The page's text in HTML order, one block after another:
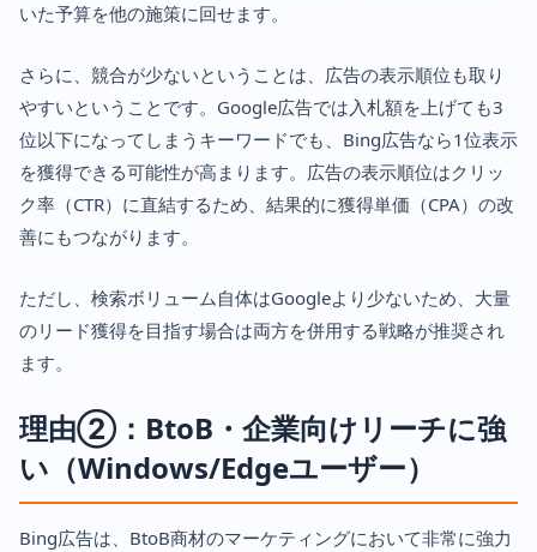
いた予算を他の施策に回せます。
さらに、競合が少ないということは、広告の表示順位も取り
やすいということです。Google広告では入札額を上げても3
位以下になってしまうキーワードでも、Bing広告なら1位表示
を獲得できる可能性が高まります。広告の表示順位はクリッ
ク率（CTR）に直結するため、結果的に獲得単価（CPA）の改
善にもつながります。
ただし、検索ボリューム自体はGoogleより少ないため、大量
のリード獲得を目指す場合は両方を併用する戦略が推奨され
ます。
理由②：BtoB・企業向けリーチに強
い（Windows/Edgeユーザー）
Bing広告は、BtoB商材のマーケティングにおいて非常に強力